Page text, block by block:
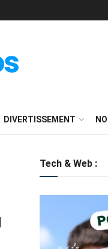
DIVERTISSEMENT
Tech & Web :